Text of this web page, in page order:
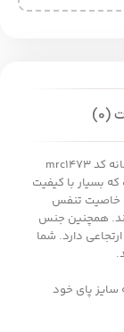
(0)
با کیفیت
خاصیت تنفس
همچنین جنس
دارد. شما
سایز پای خود